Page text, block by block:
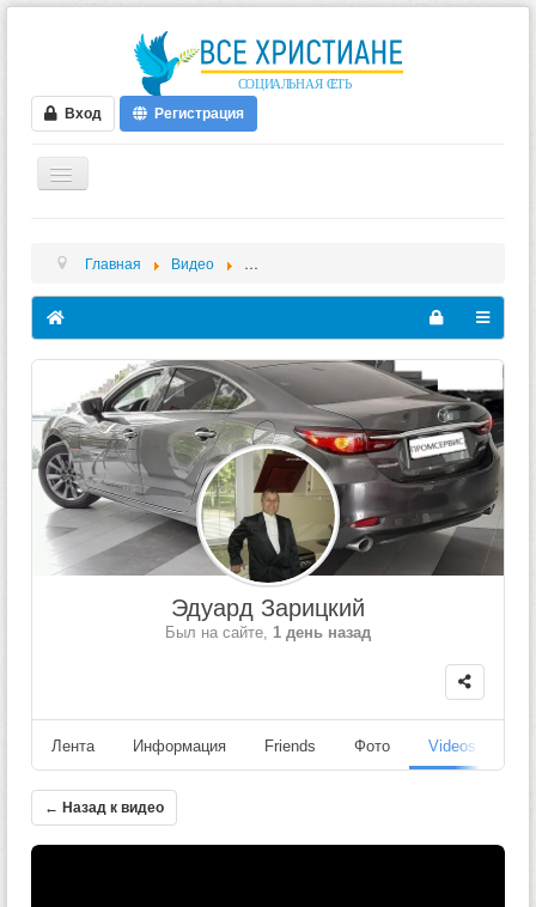
Вход Регистрация
ФОРУМ
ВИДЕО
БЛОГИ
МУЗЫКА
БИБЛИЯ
ОПРОСЫ
НОВОСТИ
Главная Видео Эдуард Зарицкий - Videos - Ще ніхто
Эдуард Зарицкий
Был на сайте, 1 день назад
Лента Информация Friends Фото Videos
← Назад к видео